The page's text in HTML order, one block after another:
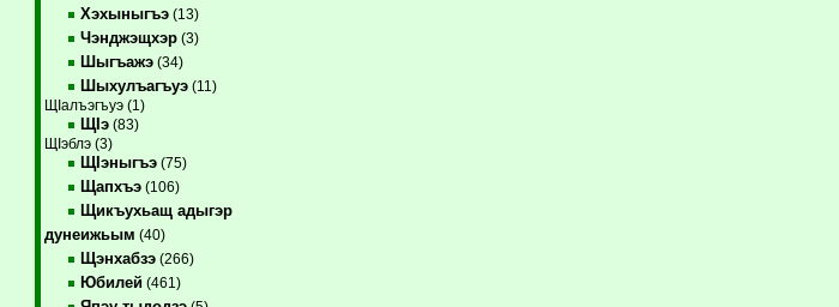
Хэхыныгъэ(13)
Чэнджэщхэр(3)
Шыгъажэ(34)
Шыхулъагъуэ(11)
ЩIалъэгъуэ (1)
ЩIэ(83)
ЩIэблэ (3)
ЩIэныгъэ(75)
Щапхъэ(106)
Щикъухьащ адыгэр
дунеижьым (40)
Щэнхабзэ(266)
Юбилей(461)